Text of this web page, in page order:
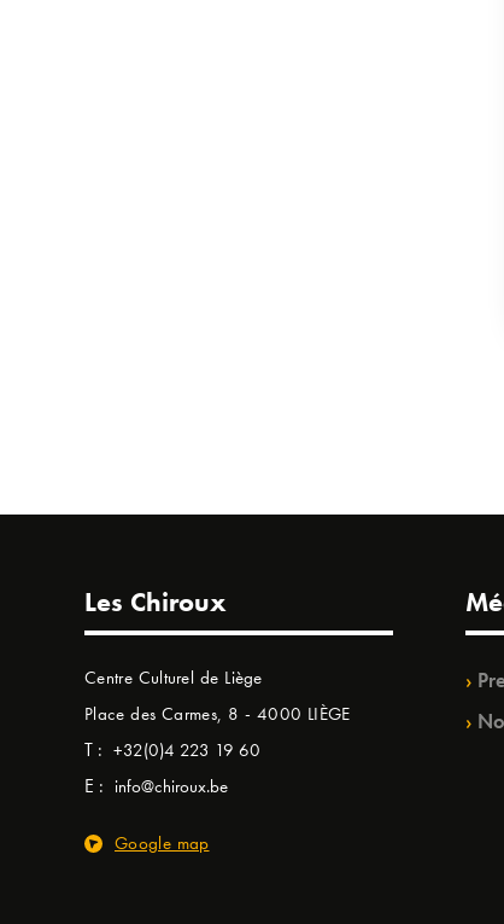
Les Chiroux
Centre Culturel de Liège
Place des Carmes, 8 - 4000 LIÈGE
T : +32(0)4 223 19 60
E : info@chiroux.be
Google map